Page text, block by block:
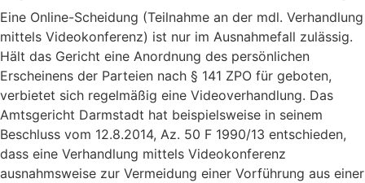
Eine Online-Scheidung (Teilnahme an der mdl. Verhandlung
mittels Videokonferenz) ist nur im Ausnahmefall zulässig.
Hält das Gericht eine Anordnung des persönlichen
Erscheinens der Parteien nach § 141 ZPO für geboten,
verbietet sich regelmäßig eine Videoverhandlung. Das
Amtsgericht Darmstadt hat beispielsweise in seinem
Beschluss vom 12.8.2014, Az. 50 F 1990/13 entschieden,
dass eine Verhandlung mittels Videokonferenz
ausnahmsweise zur Vermeidung einer Vorführung aus einer